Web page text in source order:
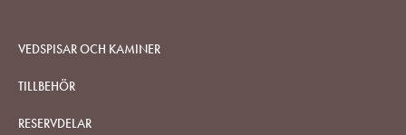
VEDSPISAR OCH KAMINER
TILLBEHÖR
RESERVDELAR